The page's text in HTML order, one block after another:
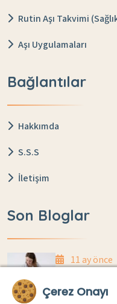
Rutin Aşı Takvimi
Aşı Uygulamaları
Bağlantılar
Hakkımda
S.S.S
İletişim
Son Bloglar
11 ay önce
Yapılır?
Çerez Onayı